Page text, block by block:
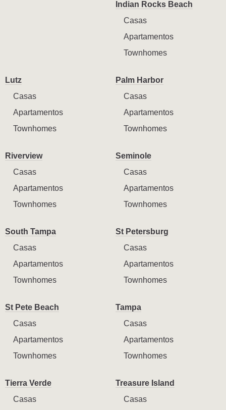
Indian Rocks Beach
Casas
Apartamentos
Townhomes
Lutz
Casas
Apartamentos
Townhomes
Palm Harbor
Casas
Apartamentos
Townhomes
Riverview
Casas
Apartamentos
Townhomes
Seminole
Casas
Apartamentos
Townhomes
South Tampa
Casas
Apartamentos
Townhomes
St Petersburg
Casas
Apartamentos
Townhomes
St Pete Beach
Casas
Apartamentos
Townhomes
Tampa
Casas
Apartamentos
Townhomes
Tierra Verde
Casas
Treasure Island
Casas